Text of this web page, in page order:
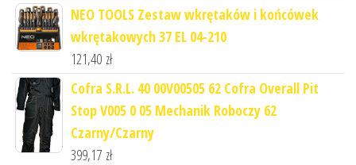
NEO TOOLS Zestaw wkrętaków i końcówek
wkrętakowych 37 EL 04-210
121,40 zł
Cofra S.R.L. 40 00V00505 62 Cofra Overall Pit
Stop V005 0 05 Mechanik Roboczy 62
Czarny/Czarny
399,17 zł